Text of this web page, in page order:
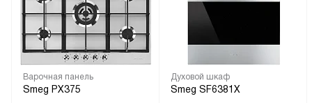
Варочная панель
Smeg PX375
Духовой шкаф
Smeg SF6381X